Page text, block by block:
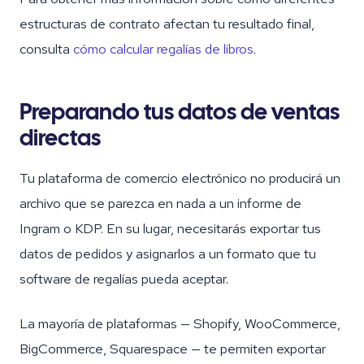
estructuras de contrato afectan tu resultado final,
consulta cómo calcular regalías de libros.
Preparando tus datos de ventas
directas
Tu plataforma de comercio electrónico no producirá un
archivo que se parezca en nada a un informe de
Ingram o KDP. En su lugar, necesitarás exportar tus
datos de pedidos y asignarlos a un formato que tu
software de regalías pueda aceptar.
La mayoría de plataformas — Shopify, WooCommerce,
BigCommerce, Squarespace — te permiten exportar